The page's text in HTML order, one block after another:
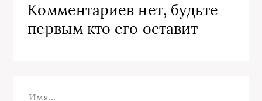
Комментариев нет, будьте
первым кто его оставит